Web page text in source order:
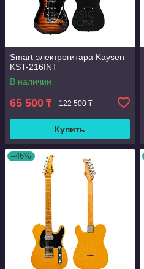
Smart электрогитара Kaysen
KST-216INT
В наличии
65 500 ₸ 122 500 ₸
Купить
–46%